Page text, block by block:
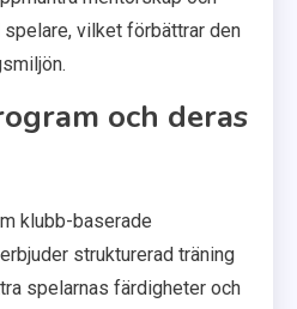
vilket förbättrar den
och deras
klubb-baserade
strukturerad träning
spelarnas färdigheter och